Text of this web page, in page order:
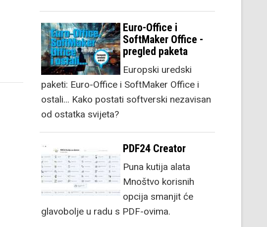
Euro-Office i
SoftMaker Office -
pregled paketa
Europski uredski
paketi: Euro-Office i SoftMaker Office i
ostali... Kako postati softverski nezavisan
od ostatka svijeta?
PDF24 Creator
Puna kutija alata
Mnoštvo korisnih
opcija smanjit će
glavobolje u radu s PDF-ovima.